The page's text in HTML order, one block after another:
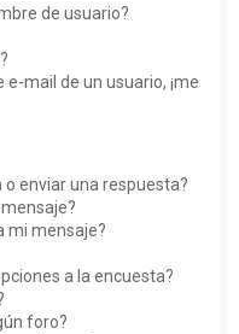
de usuario?
mail de un usuario, ¡me
enviar una respuesta?
mi mensaje?
a la encuesta?
foro?